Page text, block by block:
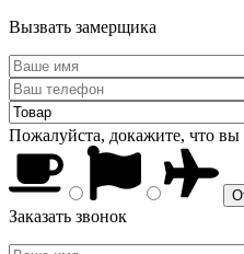
Вызвать замерщика
Пожалуйста, докажите, что вы
Заказать звонок